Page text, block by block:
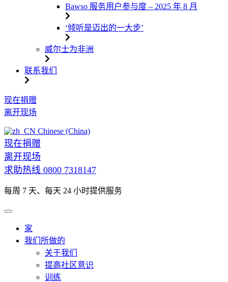
Bawso 服务用户参与度 – 2025 年 8 月
‘倾听是迈出的一大步’
威尔士为非洲
联系我们
跳
到
容
现在捐赠
离开现场
Chinese (China)
现在捐赠
离开现场
求助热线 0800 7318147
每周 7 天、每天 24 小时提供服务
家
我们所做的
关于我们
提高社区意识
训练